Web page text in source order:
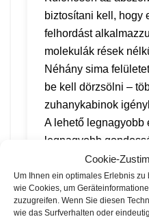
Cookie-
Um Ihnen ein optimales Erlebnis
wie Cookies, um
zuzugreifen. Wenn Sie diesen
wie das Surfverhalten oder
biztosítani kell, hogy
felhordást
molekulák rések
Néhány sima
be kell dörzsölni –
zuhanykabinok
A lehető legnagyobb
legnagyobb